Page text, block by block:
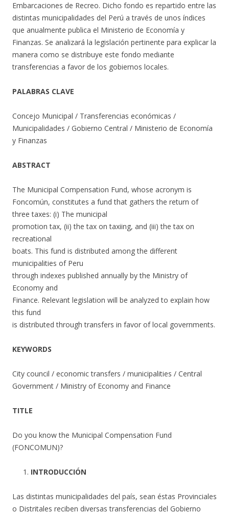
Embarcaciones de Recreo. Dicho fondo es repartido entre las
distintas municipalidades del Perú a través de unos índices
que anualmente publica el Ministerio de Economía y
Finanzas. Se analizará la legislación pertinente para explicar la
manera como se distribuye este fondo mediante
transferencias a favor de los gobiernos locales.
PALABRAS CLAVE
Concejo Municipal / Transferencias económicas /
Municipalidades / Gobierno Central / Ministerio de Economía
y Finanzas
ABSTRACT
The Municipal Compensation Fund, whose acronym is
Foncomún, constitutes a fund that gathers the return of
three taxes: (i) The municipal
promotion tax, (ii) the tax on taxiing, and (iii) the tax on
recreational
boats. This fund is distributed among the different
municipalities of Peru
through indexes published annually by the Ministry of
Economy and
Finance. Relevant legislation will be analyzed to explain how
this fund
is distributed through transfers in favor of local governments.
KEYWORDS
City council / economic transfers / municipalities / Central
Government / Ministry of Economy and Finance
TITLE
Do you know the Municipal Compensation Fund
(FONCOMUN)?
INTRODUCCIÓN
Las distintas municipalidades del país, sean éstas Provinciales
o Distritales reciben diversas transferencias del Gobierno